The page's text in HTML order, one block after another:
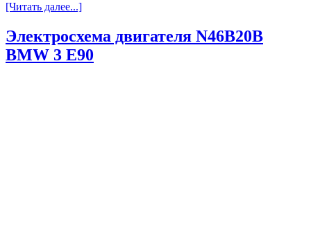
[Читать далее...]
Электросхема двигателя N46B20В
BMW 3 E90